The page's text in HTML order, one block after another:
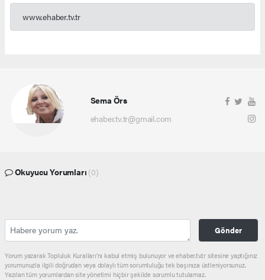
www.ehaber.tv.tr
Sema Örs
ehaber.tv.tr@gmail.com
Okuyucu Yorumları (0)
Gönder
Yorum yazarak Topluluk Kuralları’nı kabul etmiş bulunuyor ve ehaber.tv.tr sitesine yaptığınız
yorumunuzla ilgili doğrudan veya dolaylı tüm sorumluluğu tek başınıza üstleniyorsunuz.
Yazılan tüm yorumlardan site yönetimi hiçbir şekilde sorumlu tutulamaz.